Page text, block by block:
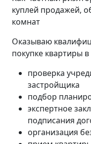
куплей продажей,
комнат
Оказываю
покупке квартиры
проверка
застройщика
подбор
экспертное
подписания
организация